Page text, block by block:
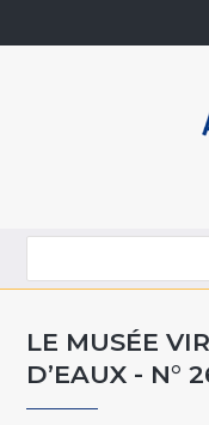
LE MUSÉE
D’EAUX - N°